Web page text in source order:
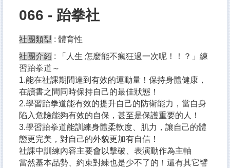
066 - 跆拳社
社團類型 : 體育性
社團介紹 : 「人生 怎麼能不瘋狂過一次呢！！？」練
習跆拳道～
1.能在社課期間達到有效的運動量！保持身體健康，
在讀書之間同時保持自己的最佳狀態！
2.學習跆拳道能有效的提升自己的防衛能力，當自身
陷入危險能夠有效的自保，甚至是保護重要的人！
3.學習跆拳道能訓練身體柔軟度、肌力，讓自己的體
態更完美，對自己的外貌更加有自信！
社課中訓練內容主要會以擊破、表演動作為主軸
當然基本品勢、約束對練也是少不了的！還有其它譬